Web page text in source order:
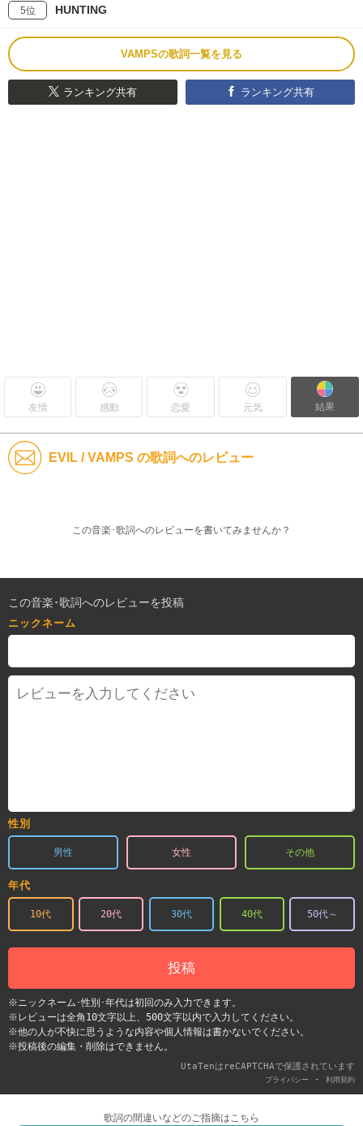
5位 HUNTING
VAMPSの歌詞一覧を見る
ランキング共有 ランキング共有
友情 感動 恋愛 元気 結果
EVIL / VAMPS の歌詞へのレビュー
この音楽･歌詞へのレビューを書いてみませんか？
この音楽･歌詞へのレビューを投稿
ニックネーム
性別
男性 女性 その他
年代
10代 20代 30代 40代 50代～
投稿
※ニックネーム･性別･年代は初回のみ入力できます。
※レビューは全角10文字以上、500文字以内で入力してください。
※他の人が不快に思うような内容や個人情報は書かないでください。
※投稿後の編集・削除はできません。
UtaTenはreCAPTCHAで保護されています
プライバシー - 利用契約
歌詞の間違いなどのご指摘はこちら